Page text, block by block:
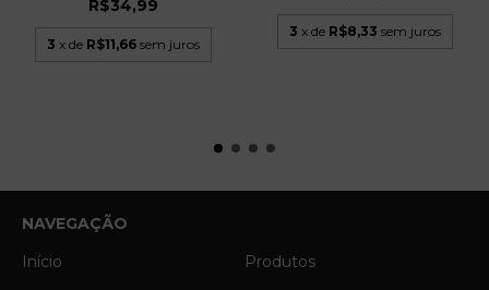
R$34,99
3 x de R$11,66 sem juros
3 x de R$8,33 sem juros
NAVEGAÇÃO
Início
Produtos